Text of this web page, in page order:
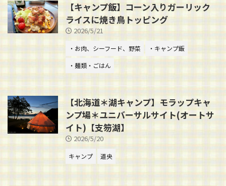
【キャンプ飯】コーン入りガーリック
ライスに焼き鳥トッピング
2026/5/21
・お肉、シーフード、野菜
・キャンプ飯
・麺類・ごはん
【北海道＊湖キャンプ】モラップキャ
ンプ場＊ユニバーサルサイト(オートサ
イト)【支笏湖】
2026/5/20
キャンプ 道央